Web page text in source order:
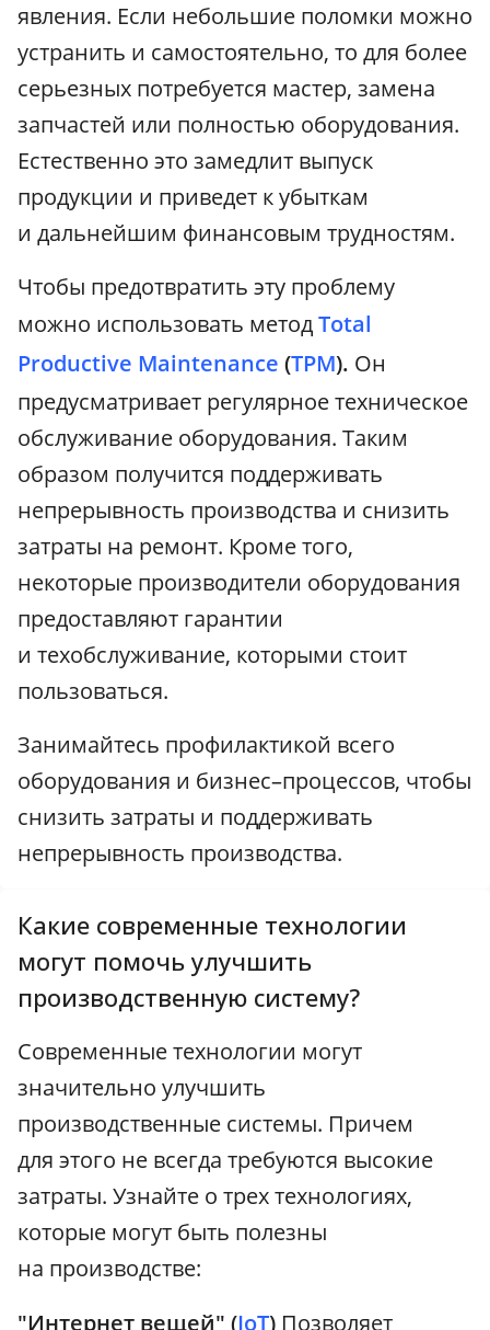
явления. Если небольшие поломки можно
устранить и самостоятельно, то для более
серьезных потребуется мастер, замена
запчастей или полностью оборудования.
Естественно это замедлит выпуск
продукции и приведет к убыткам
и дальнейшим финансовым трудностям.
Чтобы предотвратить эту проблему
можно использовать методTotal
Productive Maintenance (TPM). Он
предусматривает регулярное техническое
обслуживание оборудования. Таким
образом получится поддерживать
непрерывность производства и снизить
затраты на ремонт. Кроме того,
некоторые производители оборудования
предоставляют гарантии
и техобслуживание, которыми стоит
пользоваться.
Занимайтесь профилактикой всего
оборудования и бизнес–процессов, чтобы
снизить затраты и поддерживать
непрерывность производства.
Какие современные технологии
могут помочь улучшить
производственную систему?
Современные технологии могут
значительно улучшить
производственные системы. Причем
для этого не всегда требуются высокие
затраты. Узнайте о трех технологиях,
которые могут быть полезны
на производстве:
"Интернет вещей" (IoT) Позволяет